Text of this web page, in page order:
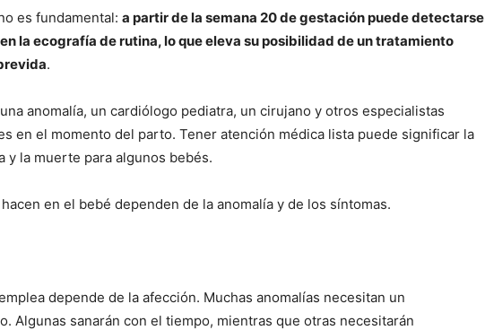
es fundamental: a partir de la semana 20 de gestación puede detectarse
la ecografía de rutina, lo que eleva su posibilidad de un tratamiento
.
anomalía, un cardiólogo pediatra, un cirujano y otros especialistas
en el momento del parto. Tener atención médica lista puede significar la
y la muerte para algunos bebés.
en el bebé dependen de la anomalía y de los síntomas.
depende de la afección. Muchas anomalías necesitan un
Algunas sanarán con el tiempo, mientras que otras necesitarán